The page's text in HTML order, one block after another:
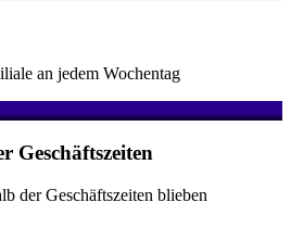
an jedem Wochentag
Geschäftszeiten
der Geschäftszeiten blieben